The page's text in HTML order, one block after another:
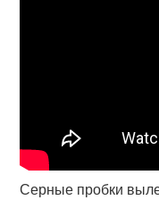
Серные пробки